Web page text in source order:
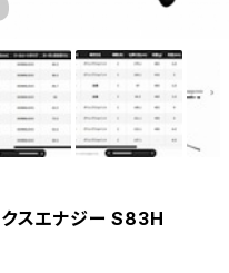
スエナジー S83H